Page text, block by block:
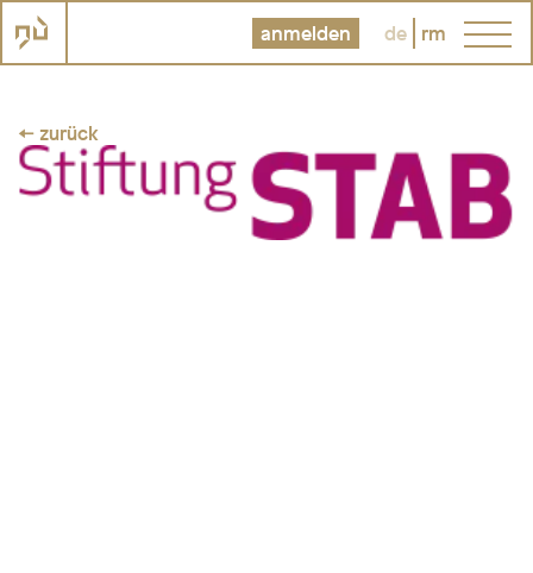
anmelden de rm
← zurück